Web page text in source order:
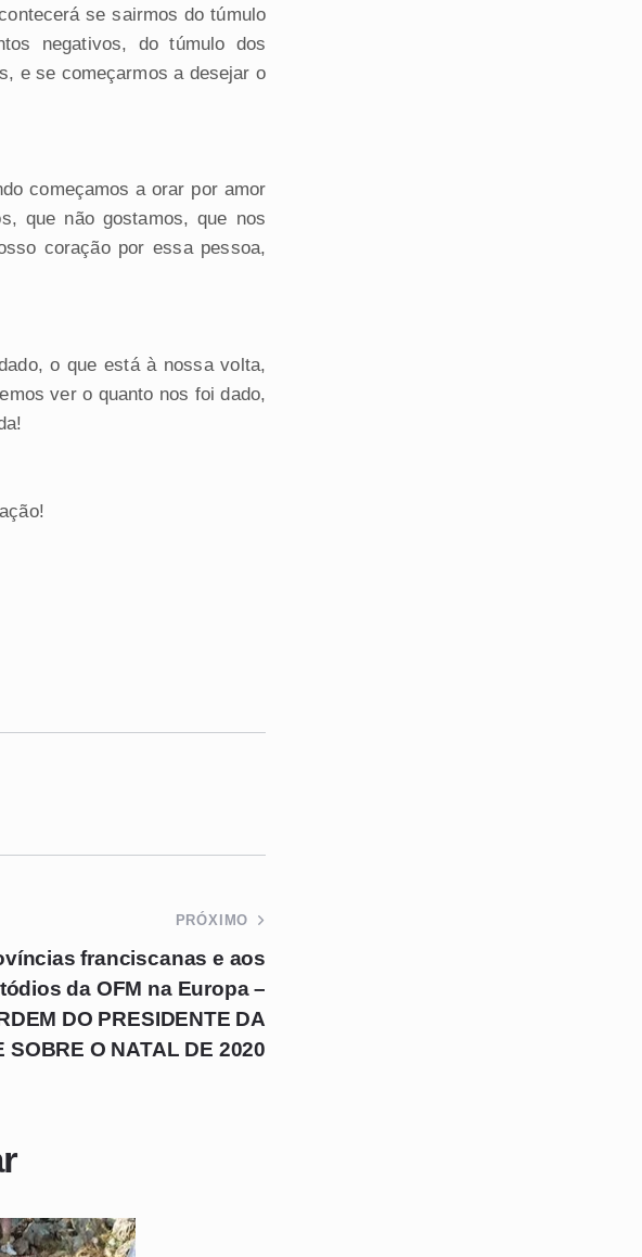
se sairmos do túmulo
negativos, do túmulo dos
e se começarmos a desejar o
começamos a orar por amor
que não gostamos, que nos
coração por essa pessoa,
o que está à nossa volta,
ver o quanto nos foi dado,
PRÓXIMO
franciscanas e aos
da OFM na Europa –
DO PRESIDENTE DA
SOBRE O NATAL DE 2020